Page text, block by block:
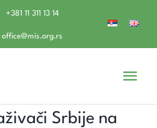
+381 11 311 13 14
office@mis.org.rs
Srbije na